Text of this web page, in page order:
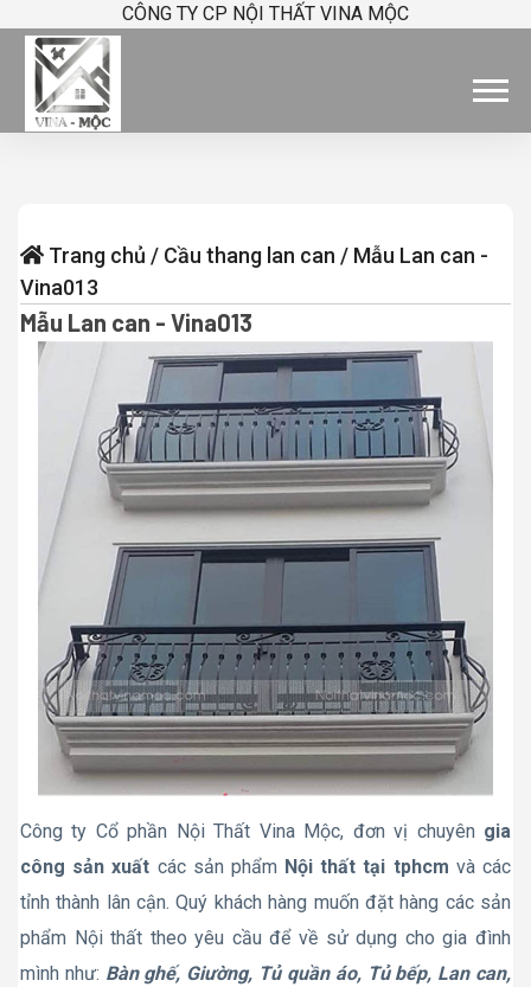
CÔNG TY CP NỘI THẤT VINA MỘC
Trang chủ / Cầu thang lan can / Mẫu Lan can -
Vina013
Mẫu Lan can - Vina013
Công ty Cổ phần Nội Thất Vina Mộc, đơn vị chuyên gia
công sản xuất các sản phẩm Nội thất tại tphcm và các
tỉnh thành lân cận. Quý khách hàng muốn đặt hàng các sản
phẩm Nội thất theo yêu cầu để về sử dụng cho gia đình
mình như: Bàn ghế, Giường, Tủ quần áo, Tủ bếp, Lan can,